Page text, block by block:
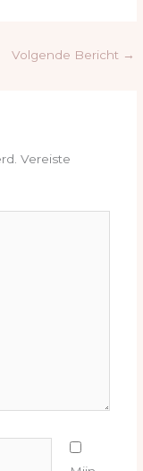
Volgende Bericht →
Vereiste